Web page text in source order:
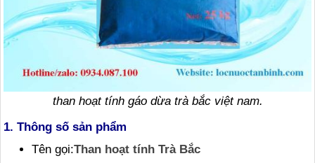
than hoạt tính gáo dừa trà bắc việt nam.
1. Thông số sản phẩm
Tên gọi:Than hoạt tính Trà Bắc